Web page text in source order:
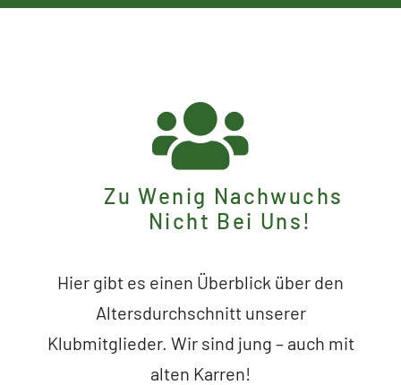
Zu Wenig Nachwuchs
Nicht Bei Uns!
Hier gibt es einen Überblick über den
Altersdurchschnitt unserer
Klubmitglieder. Wir sind jung – auch mit
alten Karren!